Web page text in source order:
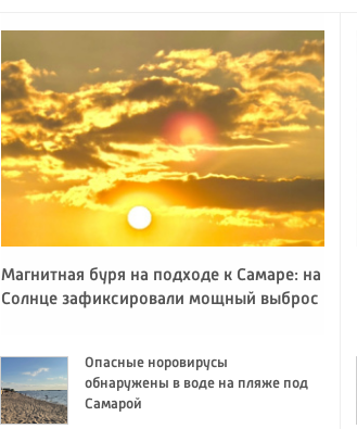
Магнитная буря на подходе к Самаре: на
Солнце зафиксировали мощный выброс
Опасные норовирусы
обнаружены в воде на пляже под
Самарой